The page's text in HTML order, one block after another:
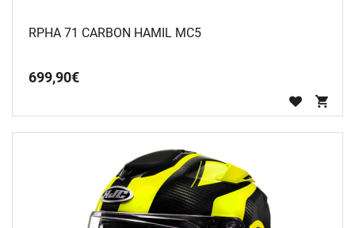
RPHA 71 CARBON HAMIL MC5
699,90€